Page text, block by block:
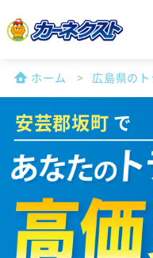
ホーム 広島県の
安芸郡坂町 で